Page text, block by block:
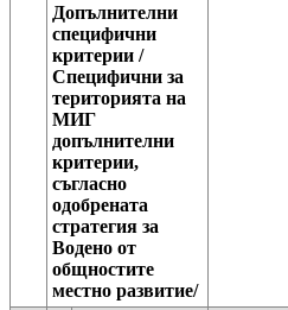
Допълнителни
специфични
критерии /
Специфични за
територията на
МИГ
допълнителни
критерии,
съгласно
одобрената
стратегия за
Водено от
общностите
местно развитие/